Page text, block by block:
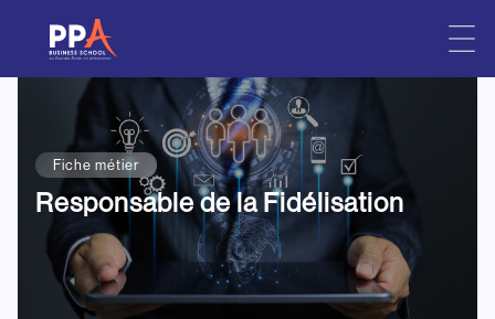
Fiche métier
Responsable de la Fidélisation